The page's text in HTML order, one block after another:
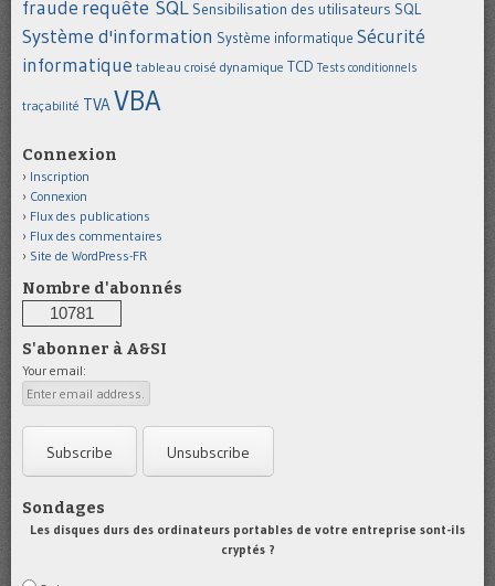
fraude requête SQL Sensibilisation des utilisateurs SQL
Système d'information Système informatique Sécurité
informatique tableau croisé dynamique TCD Tests conditionnels
traçabilité TVAVBA
Connexion
Inscription
Connexion
Flux des publications
Flux des commentaires
Site de WordPress-FR
Nombre d'abonnés
10781
S'abonner à A&SI
Your email:
Sondages
Les disques durs des ordinateurs portables de votre entreprise sont-ils
cryptés ?